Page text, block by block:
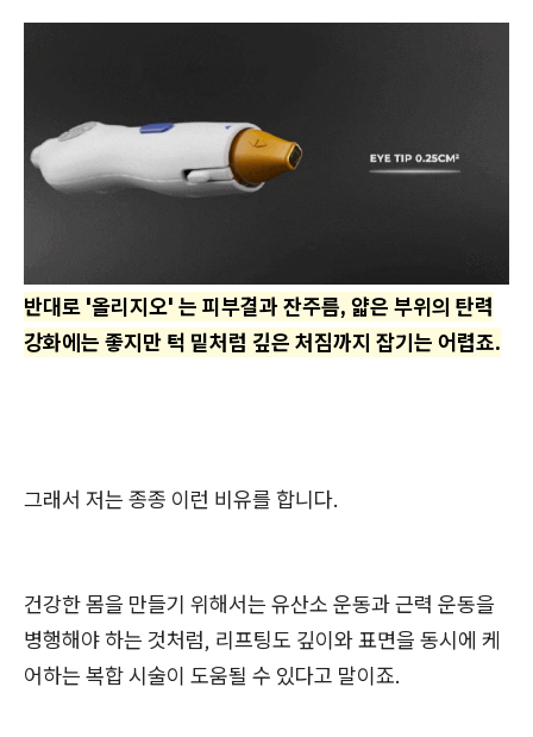
반대로 '올리지오' 는 피부결과 잔주름, 얇은 부위의 탄력
강화에는 좋지만 턱 밑처럼 깊은 처짐까지 잡기는 어렵죠.
그래서 저는 종종 이런 비유를 합니다.
건강한 몸을 만들기 위해서는 유산소 운동과 근력 운동을
병행해야 하는 것처럼, 리프팅도 깊이와 표면을 동시에 케
어하는 복합 시술이 도움될 수 있다고 말이죠.